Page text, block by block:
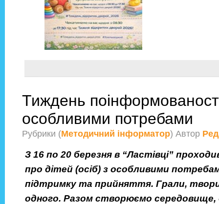
Тиждень
особливими потребами
Рубрики (Методичний інформатор) Автор
З 16 по 20 березня в “Ластівці”
про дітей (осіб) з особливими
підтримку та прийняття. Грали,
одного. Разом створюємо середовище,